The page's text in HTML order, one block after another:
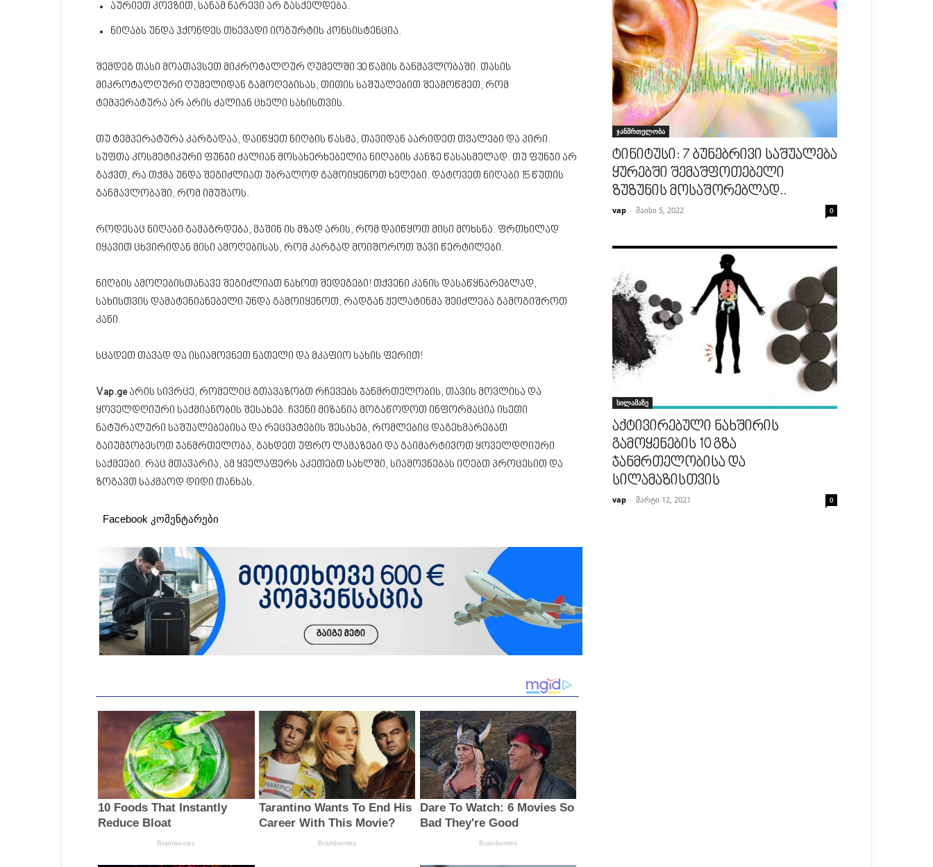
აურიეთ კოვზით, სანამ ნარევი არ გასქელდება.
ნიღაბს უნდა ჰქონდეს თხევადი იოგურტის კონსისტენცია.
შემდეგ თასი მოათავსეთ მიკროტალღურ ღუმელში 30 წამის განმავლობაში. თასის
მიკროტალღური ღუმელიდან გამოღებისას, თითის საშუალებით შეამოწმეთ, რომ
ტემპერატურა არ არის ძალიან ცხელი სახისთვის.
თუ ტემპერატურა კარგადაა, დაიწყეთ ნიღბის წასმა, თავიდან აარიდეთ თვალები და პირი.
სუფთა კოსმეტიკური ფუნჯი ძალიან მოსახერხებელია ნიღაბის კანზე წასასმელად. თუ ფუნჯი არ
გაქვთ, რა თქმა უნდა შეგიძლიათ უბრალოდ გამოიყენოთ ხელები. დატოვეთ ნიღაბი 15 წუთის
განმავლობაში, რომ იმუშაოს.
როდესაც ნიღაბი გამაგრდება, მაშინ ის მზად არის, რომ დაიწყოთ მისი მოხსნა. ფრთხილად
იყავით ცხვირიდან მისი ამოღებისას, რომ კარგად მოიშოროთ შავი წერტილები.
ნიღბის ამოღებისთანავე შეგიძლიათ ნახოთ შედეგები! თქვენი კანის დასაწყნარებლად,
სახისთვის დამატენიანებელი უნდა გამოიყენოთ, რადგან ჟელატინმა შეიძლება გამოგიშროთ
კანი.
სცადეთ თავად და ისიამოვნეთ ნათელი და მკაფიო სახის ფერით!
Vap.geარის სივრცე, რომელიც გთავაზობთ რჩევებს ჯანმრთელობის, თავის მოვლისა და
ყოველდღიური საქმიანობის შესახებ. ჩვენი მიზანია მოგაწოდოთ ინფორმაცია ისეთი
ნატურალური საშუალებებისა და რეცეპტების შესახებ, რომლებიც დაგეხმარებათ
გაიუმჯობესოთ ჯანმრთელობა, გახდეთ უფრო ლამაზები და გაიმარტივოთ ყოველდღიური
საქმეები. რაც მთავარია, ამ ყველაფერს აკეთებთ სახლში, სიამოვნებას იღებთ პროცესით და
ზოგავთ საკმაოდ დიდი თანხას.
Facebook კომენტარები
ჯანმრთელობა
ტინიტუსი: 7 ბუნებრივი საშუალება
ყურებში შემაშფოთებელი
ზუზუნის მოსაშორებლად..
vap - მაისი 5, 2022 0
სილამაზე
აქტივირებული ნახშირის
გამოყენების 10 გზა
ჯანმრთელობისა და
სილამაზისთვის
vap - მარტი 12, 2021 0